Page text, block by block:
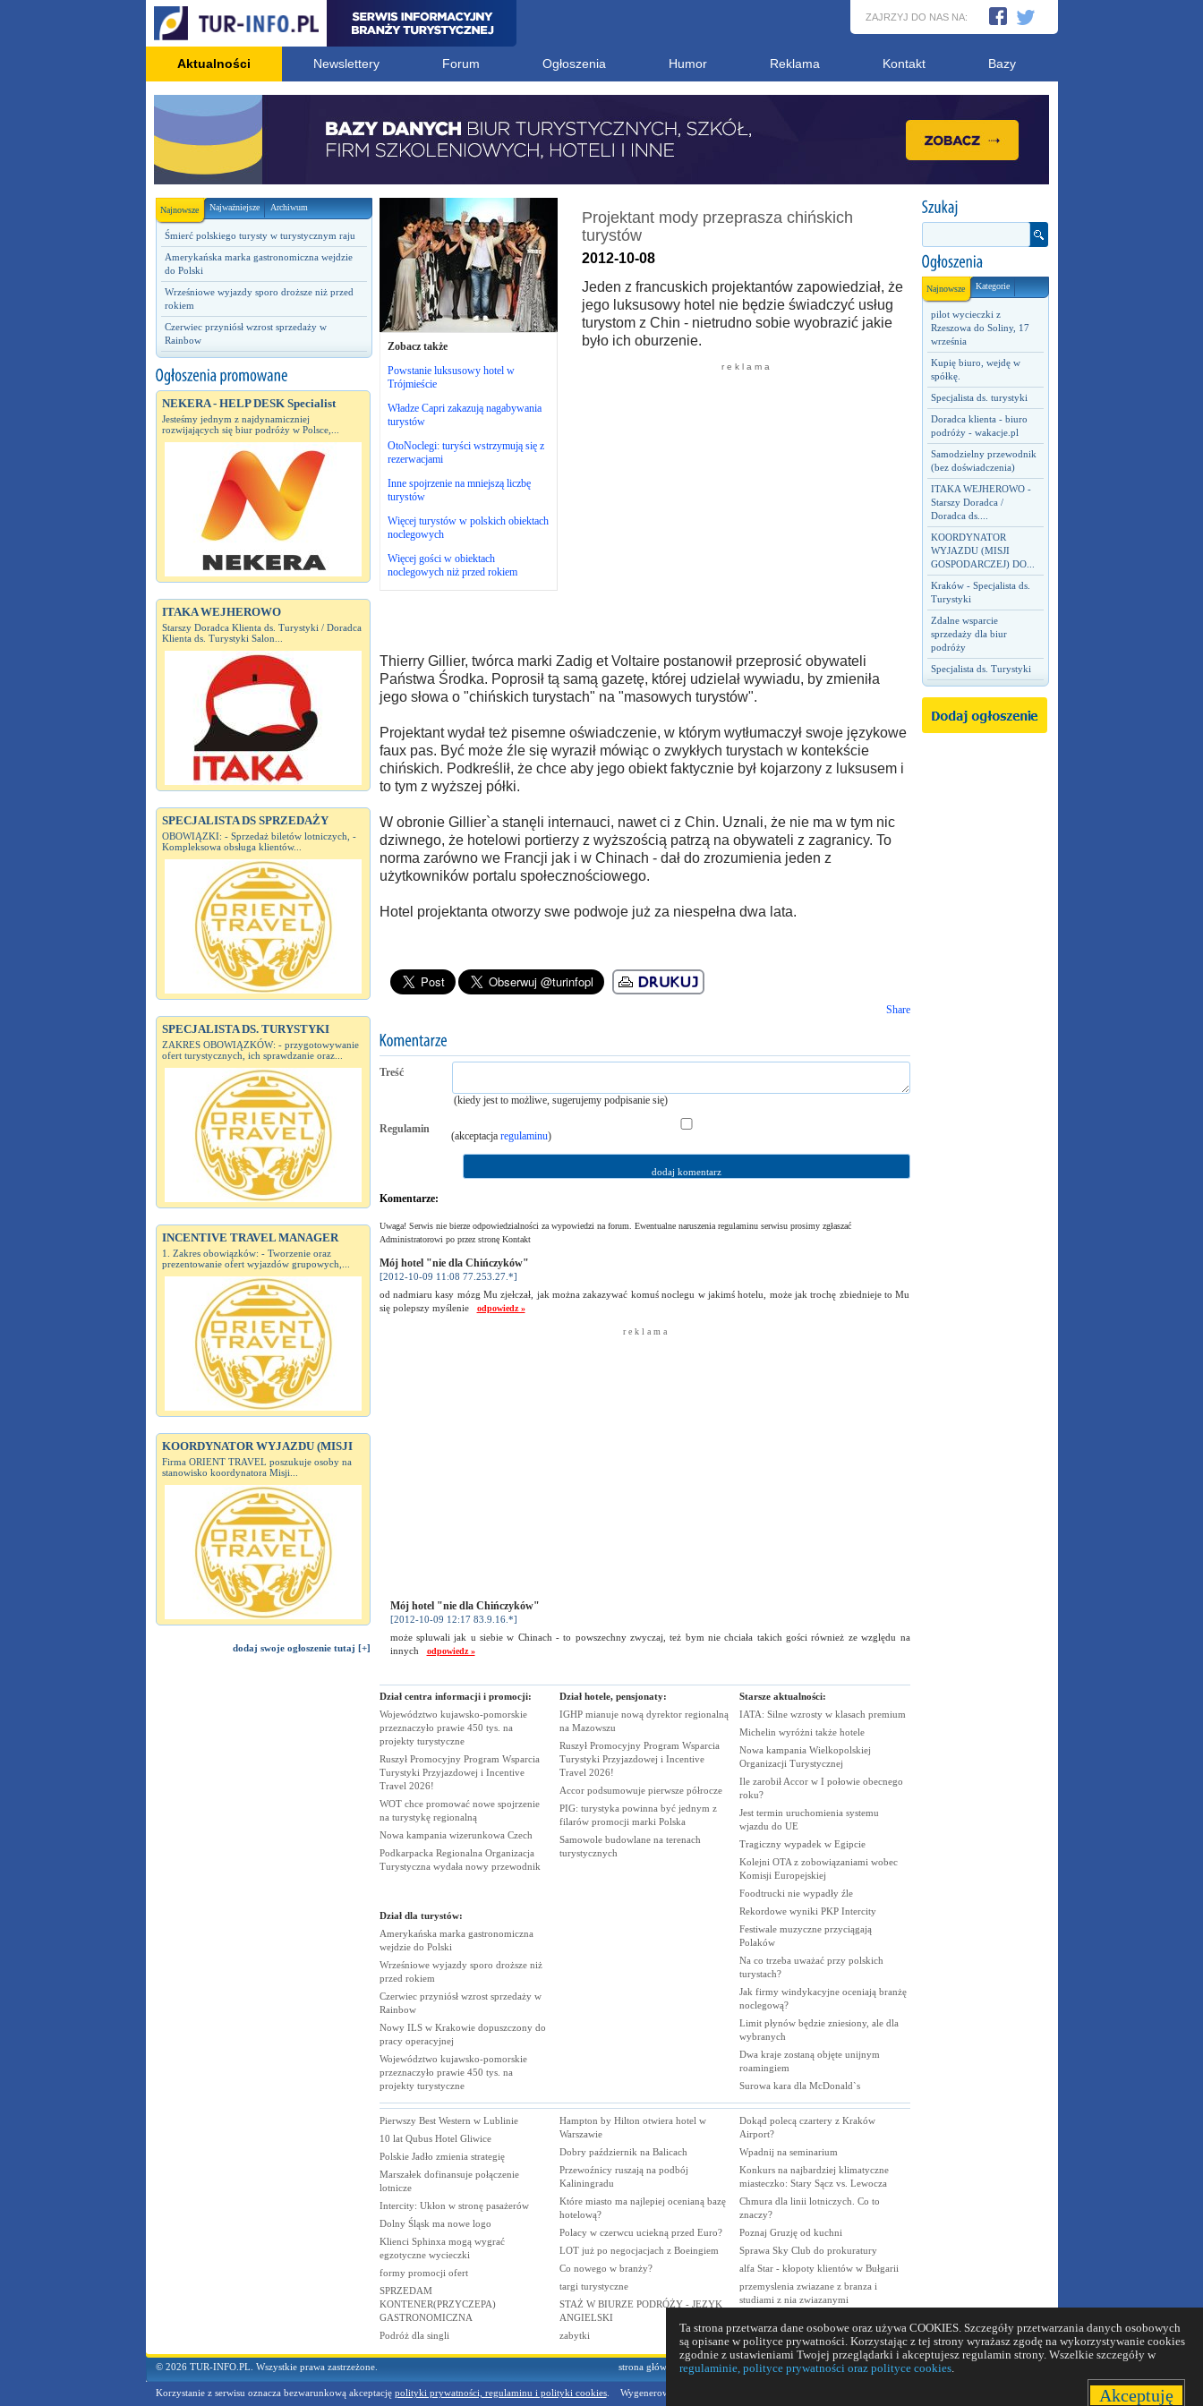
ZAJRZYJ DO NAS NA:
Aktualności Newslettery Forum Ogłoszenia Humor Reklama Kontakt Bazy
Najnowsze Najważniejsze Archiwum
Śmierć polskiego turysty w turystycznym raju
Amerykańska marka gastronomiczna wejdzie
do Polski
Wrześniowe wyjazdy sporo droższe niż przed
rokiem
Czerwiec przyniósł wzrost sprzedaży w
Rainbow
NEKERA - HELP DESK Specialist
Jesteśmy jednym z najdynamiczniej
rozwijających się biur podróży w Polsce,...
ITAKA WEJHEROWO
Starszy Doradca Klienta ds. Turystyki / Doradca
Klienta ds. Turystyki Salon...
SPECJALISTA DS SPRZEDAŻY
OBOWIĄZKI: - Sprzedaż biletów lotniczych, -
Kompleksowa obsługa klientów...
SPECJALISTA DS. TURYSTYKI
ZAKRES OBOWIĄZKÓW: - przygotowywanie
ofert turystycznych, ich sprawdzanie oraz...
INCENTIVE TRAVEL MANAGER
1. Zakres obowiązków: - Tworzenie oraz
prezentowanie ofert wyjazdów grupowych,...
KOORDYNATOR WYJAZDU (MISJI
Firma ORIENT TRAVEL poszukuje osoby na
stanowisko koordynatora Misji...
dodaj swoje ogłoszenie tutaj [+]
Najnowsze Kategorie
pilot wycieczki z
Rzeszowa do Soliny, 17
września
Kupię biuro, wejdę w
spółkę.
Specjalista ds. turystyki
Doradca klienta - biuro
podróży - wakacje.pl
Samodzielny przewodnik
(bez doświadczenia)
ITAKA WEJHEROWO -
Starszy Doradca /
Doradca ds....
KOORDYNATOR
WYJAZDU (MISJI
GOSPODARCZEJ) DO...
Kraków - Specjalista ds.
Turystyki
Zdalne wsparcie
sprzedaży dla biur
podróży
Specjalista ds. Turystyki
Zobacz także
Powstanie luksusowy hotel w
Trójmieście
Władze Capri zakazują nagabywania
turystów
OtoNoclegi: turyści wstrzymują się z
rezerwacjami
Inne spojrzenie na mniejszą liczbę
turystów
Więcej turystów w polskich obiektach
noclegowych
Więcej gości w obiektach
noclegowych niż przed rokiem
Projektant mody przeprasza chińskich
turystów
2012-10-08
Jeden z francuskich projektantów zapowiedział, że
jego luksusowy hotel nie będzie świadczyć usług
turystom z Chin - nietrudno sobie wyobrazić jakie
było ich oburzenie.
r e k l a m a
Thierry Gillier, twórca marki Zadig et Voltaire postanowił przeprosić obywateli
Państwa Środka. Poprosił tą samą gazetę, której udzielał wywiadu, by zmieniła
jego słowa o "chińskich turystach" na "masowych turystów".
Projektant wydał też pisemne oświadczenie, w którym wytłumaczył swoje językowe
faux pas. Być może źle się wyraził mówiąc o zwykłych turystach w kontekście
chińskich. Podkreślił, że chce aby jego obiekt faktycznie był kojarzony z luksusem i
to tym z wyższej półki.
W obronie Gillier`a stanęli internauci, nawet ci z Chin. Uznali, że nie ma w tym nic
dziwnego, że hotelowi portierzy z wyższością patrzą na obywateli z zagranicy. To
norma zarówno we Francji jak i w Chinach - dał do zrozumienia jeden z
użytkowników portalu społecznościowego.
Hotel projektanta otworzy swe podwoje już za niespełna dwa lata.
Share
Treść
(kiedy jest to możliwe, sugerujemy podpisanie się)
Regulamin
(akceptacja regulaminu)
Komentarze:
Uwaga! Serwis nie bierze odpowiedzialności za wypowiedzi na forum. Ewentualne naruszenia regulaminu serwisu prosimy zgłaszać
Administratorowi po przez stronę Kontakt
Mój hotel "nie dla Chińczyków"
[2012-10-09 11:08 77.253.27.*]
od nadmiaru kasy mózg Mu zjełczał, jak można zakazywać komuś noclegu w jakimś hotelu, może jak trochę zbiednieje to Mu
się polepszy myślenie odpowiedz »
r e k l a m a
Mój hotel "nie dla Chińczyków"
[2012-10-09 12:17 83.9.16.*]
może spluwali jak u siebie w Chinach - to powszechny zwyczaj, też bym nie chciała takich gości również ze względu na
innych odpowiedz »
Dział centra informacji i promocji:
Województwo kujawsko-pomorskie
przeznaczyło prawie 450 tys. na
projekty turystyczne
Ruszył Promocyjny Program Wsparcia
Turystyki Przyjazdowej i Incentive
Travel 2026!
WOT chce promować nowe spojrzenie
na turystykę regionalną
Nowa kampania wizerunkowa Czech
Podkarpacka Regionalna Organizacja
Turystyczna wydała nowy przewodnik
Dział dla turystów:
Amerykańska marka gastronomiczna
wejdzie do Polski
Wrześniowe wyjazdy sporo droższe niż
przed rokiem
Czerwiec przyniósł wzrost sprzedaży w
Rainbow
Nowy ILS w Krakowie dopuszczony do
pracy operacyjnej
Województwo kujawsko-pomorskie
przeznaczyło prawie 450 tys. na
projekty turystyczne
Dział hotele, pensjonaty:
IGHP mianuje nową dyrektor regionalną
na Mazowszu
Ruszył Promocyjny Program Wsparcia
Turystyki Przyjazdowej i Incentive
Travel 2026!
Accor podsumowuje pierwsze półrocze
PIG: turystyka powinna być jednym z
filarów promocji marki Polska
Samowole budowlane na terenach
turystycznych
Starsze aktualności:
IATA: Silne wzrosty w klasach premium
Michelin wyróżni także hotele
Nowa kampania Wielkopolskiej
Organizacji Turystycznej
Ile zarobił Accor w I połowie obecnego
roku?
Jest termin uruchomienia systemu
wjazdu do UE
Tragiczny wypadek w Egipcie
Kolejni OTA z zobowiązaniami wobec
Komisji Europejskiej
Foodtrucki nie wypadły źle
Rekordowe wyniki PKP Intercity
Festiwale muzyczne przyciągają
Polaków
Na co trzeba uważać przy polskich
turystach?
Jak firmy windykacyjne oceniają branżę
noclegową?
Limit płynów będzie zniesiony, ale dla
wybranych
Dwa kraje zostaną objęte unijnym
roamingiem
Surowa kara dla McDonald`s
Pierwszy Best Western w Lublinie
10 lat Qubus Hotel Gliwice
Polskie Jadło zmienia strategię
Marszałek dofinansuje połączenie
lotnicze
Intercity: Ukłon w stronę pasażerów
Dolny Śląsk ma nowe logo
Klienci Sphinxa mogą wygrać
egzotyczne wycieczki
formy promocji ofert
SPRZEDAM
KONTENER(PRZYCZEPA)
GASTRONOMICZNA
Podróż dla singli
Hampton by Hilton otwiera hotel w
Warszawie
Dobry październik na Balicach
Przewoźnicy ruszają na podbój
Kaliningradu
Które miasto ma najlepiej ocenianą bazę
hotelową?
Polacy w czerwcu uciekną przed Euro?
LOT już po negocjacjach z Boeingiem
Co nowego w branży?
targi turystyczne
STAŻ W BIURZE PODRÓŻY - JĘZYK
ANGIELSKI
zabytki
Dokąd polecą czartery z Kraków
Airport?
Wpadnij na seminarium
Konkurs na najbardziej klimatyczne
miasteczko: Stary Sącz vs. Lewocza
Chmura dla linii lotniczych. Co to
znaczy?
Poznaj Gruzję od kuchni
Sprawa Sky Club do prokuratury
alfa Star - kłopoty klientów w Bułgarii
przemyslenia zwiazane z branza i
studiami z nia zwiazanymi
strona główna kontakt reklama dodaj informację patronat linki moje usługi
© 2026 TUR-INFO.PL. Wszystkie prawa zastrzeżone.
Korzystanie z serwisu oznacza bezwarunkową akceptację polityki prywatności, regulaminu i polityki cookies. Wygenerowano:2026-08-06 06:40:15
Ta strona przetwarza dane osobowe oraz używa COOKIES. Szczegóły przetwarzania danych osobowych
są opisane w polityce prywatności. Korzystając z tej strony wyrażasz zgodę na wykorzystywanie cookies
zgodnie z ustawieniami Twojej przeglądarki i akceptujesz regulamin strony. Wszelkie szczegóły w
regulaminie, polityce prywatności oraz polityce cookies.
Akceptuję